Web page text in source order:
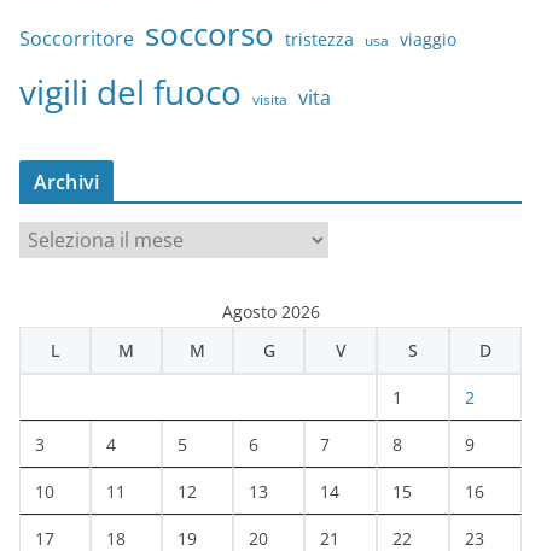
Soccorritore soccorso tristezza usa viaggio
vigili del fuoco visita vita
Archivi
r
h
i
Agosto 2026
L
M M G V S D
1 2
3 4 5 6 7 8 9
10 11 12 13 14 15 16
17 18 19 20 21 22 23